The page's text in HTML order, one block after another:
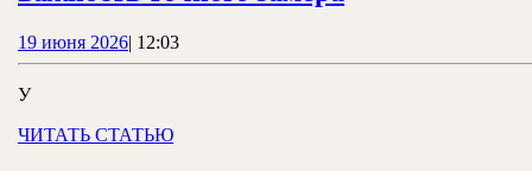
Практичные
19 июня 202619
июня
| 12:03
У
ЧИТАТЬ СТАТЬЮЧИТАТЬ